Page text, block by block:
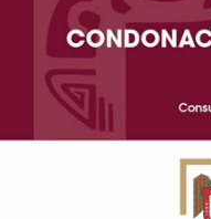
por Disney y
de juguetes
interactuará con
con otro de
será
debut de Bizarrap
El productor